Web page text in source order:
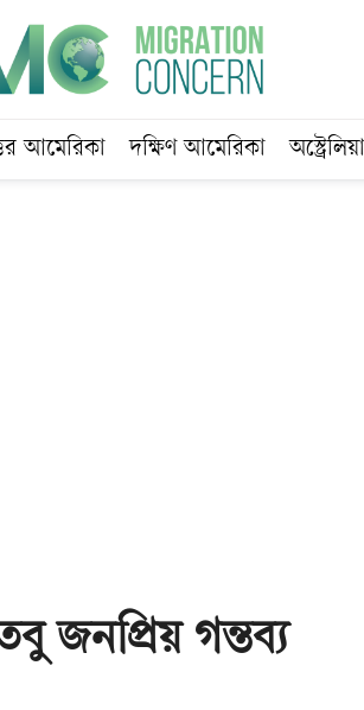
আমেরিকা দক্ষিণ আমেরিকা অস্ট্রেলিয়া
জনপ্রিয় গন্তব্য